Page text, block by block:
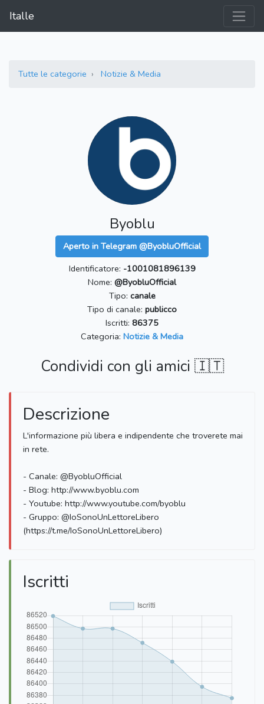
Italle
Tutte le categorie Notizie & Media
Byoblu
Aperto in Telegram @ByobluOfficial
Identificatore: -1001081896139
Nome: @ByobluOfficial
Tipo: canale
Tipo di canale: publicco
Iscritti: 86375
Categoria: Notizie & Media
Condividi con gli amici 🇮🇹
Descrizione
L'informazione più libera e indipendente che troverete mai
in rete.
- Canale: @ByobluOfficial
- Blog: http://www.byoblu.com
- Youtube: http://www.youtube.com/byoblu
- Gruppo: @IoSonoUnLettoreLibero
(https://t.me/IoSonoUnLettoreLibero)
Iscritti